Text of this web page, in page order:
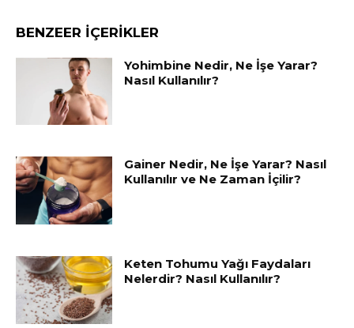
BENZEER İÇERİKLER
Yohimbine Nedir, Ne İşe Yarar?
Nasıl Kullanılır?
Gainer Nedir, Ne İşe Yarar? Nasıl
Kullanılır ve Ne Zaman İçilir?
Keten Tohumu Yağı Faydaları
Nelerdir? Nasıl Kullanılır?